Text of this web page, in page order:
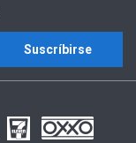
Suscríbirse